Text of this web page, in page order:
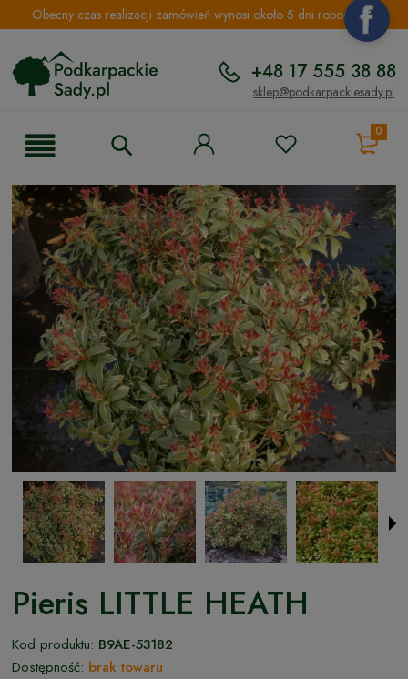
Obecny czas realizacji zamówień wynosi około 5 dni roboczych.
+48 17 555 38 88
sklep@podkarpackiesady.pl
0
Pieris LITTLE HEATH
Kod produktu: B9AE-53182
Dostępność: brak towaru